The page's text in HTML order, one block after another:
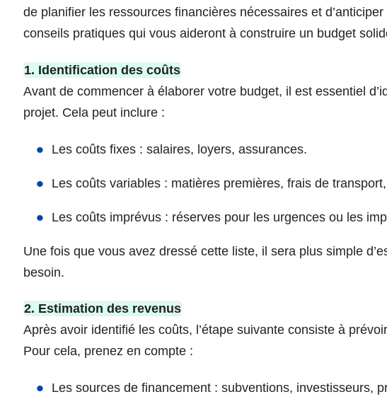
de planifier les ressources financières nécessaires et
conseils pratiques qui vous aideront à construire un budget
1. Identification des coûts
Avant de commencer à élaborer votre budget, il est essentiel
projet. Cela peut inclure :
Les coûts fixes : salaires, loyers, assurances.
Les coûts variables : matières premières, frais de
Les coûts imprévus : réserves pour les urgences ou les
Une fois que vous avez dressé cette liste, il sera plus simple
besoin.
2. Estimation des revenus
Après avoir identifié les coûts, l’étape suivante consiste à
Pour cela, prenez en compte :
Les sources de financement : subventions, investisseurs,